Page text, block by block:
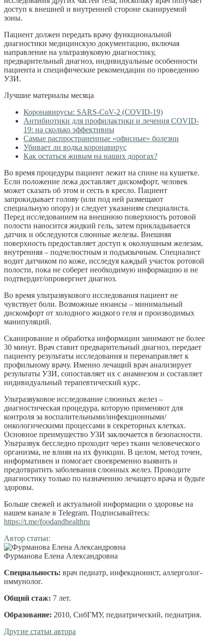
доступ к внешней и внутренней стороне сканируемой
зоны.
Пациент должен передать врачу функциональной
диагностики медицинскую документацию, включая
направление на ультразвуковую диагностику,
предварительный диагноз, индивидуальные особенности
пациента и специфические рекомендации по проведению
УЗИ.
Лучшие материалы месяца
Коронавирусы: SARS-CoV-2 (COVID-19)
Антибиотики для профилактики и лечения COVID-
19: на сколько эффективны
Самые распространенные «офисные» болезни
Убивает ли водка коронавирус
Как остаться живым на наших дорогах?
Во время процедуры пациент лежит на спине на кушетке.
Если положение лежа доставляет дискомфорт, человек
может сказать об этом и сесть в кресло. Пациент
запрокидывает голову (или под ней размещают
специальную опору) и следует указаниям специалиста.
Перед исследованием на внешнюю поверхность ротовой
полости наносится жидкий гель, затем прикладывается
датчик и обследуются слюнные железы. Внешняя
поверхность предоставляет доступ к околоушным железам,
внутренняя – подчелюстным и подъязычным. Специалист
водит датчиком по коже, исследуя каждый участок ротовой
полости, пока не соберет необходимую информацию и не
подтвердит/опровергнет диагноз.
Во время ультразвукового исследования пациент не
чувствует боли. Возможные нюансы – минимальный
дискомфорт от холодного жидкого геля и производимых
манипуляций.
Сканирование и обработка информации занимают не более
30 минут. Врач ставит предварительный диагноз, передает
пациенту результаты исследования и перенаправляет к
профильному врачу. Именно лечащий врач анализирует
результаты УЗИ, сопоставляет их с анамнезом и составляет
индивидуальный терапевтический курс.
Ультразвуковое исследование слюнных желез –
диагностическая процедура, которую применяют для
контроля за воспалительными/инфекционными/
онкологическими процессами в секреторных клетках.
Основное преимущество УЗИ заключается в безопасности.
Ультразвук бесследно проходит через ткани человеческого
организма, не влияя на их функции. В целом, метод точен,
информативен и помогает своевременно выявить и
предотвратить заболевания слюнных желез. Проводите
диагностику только по назначению лечащего врача и будьте
здоровы.
Больше свежей и актуальной информации о здоровье на
нашем канале в Telegram. Подписывайтесь:
https://t.me/foodandhealthru
Автор статьи:
Фурманова Елена Александровна
Специальность: врач педиатр, инфекционист, аллерголог-
иммунолог.
Общий стаж: 7 лет.
Образование: 2010, СибГМУ, педиатрический, педиатрия.
Другие статьи автора